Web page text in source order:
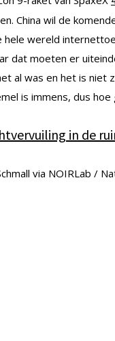
China wil de
hele wereld
dat moeten er
al was en het is niet
is immens, dus
in de
via NOIRLab /